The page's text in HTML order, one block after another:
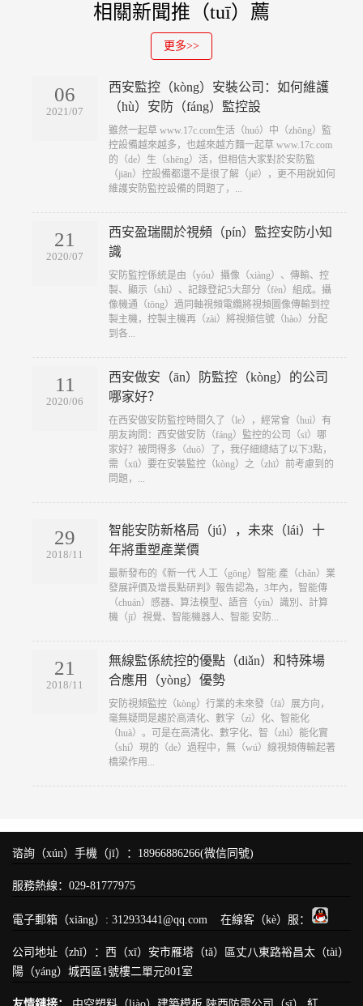
相關新聞推（tuī）薦
更多>>
06
2021/07
西安監控（kòng）安裝公司：如何維護
（hù）安防（fáng）監控設
​雖然一起草 www.17c.com生活（huó）中（zhōng）監
控設備越來越多，也越來越方麵一起草 www.17c.com
的（de）生（shēng）活，但相信大家對於安防監
（jiān）控設備都還不是很了解（jiě），更不用說如何
維護安防監控設備的問題了，...
21
2020/07
西安盈瑞關於視頻（pín）監控安防小知
識
​安防監控係統是由（yóu）攝像（xiàng）、傳輸、控
製、顯示（shì）、記錄登記5大部分（fèn）組成。攝
像機通（tōng）過同軸視頻電纜將視頻圖像傳輸到控
製主機，控製主機再（zài）將視頻信號（hào）分配
到各...
11
2020/06
西安做安（ān）防監控（kòng）的公司
哪家好？
​在西安做安防監控時間久了（le），經常會（huì）有
朋友詢問：西安做安防（fáng）監控的公司（sī）哪
家好？被問得多（duō）了，我仔細總結了以下3點，
需（xū）要在安裝監控（kòng）之（zhī）前考慮到的
問題，...
29
2018/11
智能安防新格局（jú），未來（lái）十
年將重塑產業價
​最新發布的《新一代 人工（gōng）智能 產（chǎn）業
發展評價及增長點研判》報告認為，3年內，智能傳
（chuán）感器、算法模型、語音（yīn）識別、計算
機（jī）視覺、智能機器人、智能 安防...
21
2018/11
無線監係統控的優點（diǎn）和特殊場
合應用（yòng）優勢
​安防視頻監控（kòng）行業的未來發（fā）展方向，
毫無疑問是趨於高清化、數字（zì）化、智能化
（huà）。可是在高清化、數字化、智（zhì）能化實
（shí）現的（de）過程中，無（wú）線視頻傳輸起著
橋梁作用...
谘詢（xún）手機（jī）：18966886266(微信同號)
服務熱線：029-81777975
電子郵箱（xiāng）: 312933441@qq.com 在線客（kè）服：
公司地址（zhǐ）：西（xī）安市雁塔（tǎ）區丈八東路裕昌太（tài）
陽（yáng）城西區1號樓二單元801室